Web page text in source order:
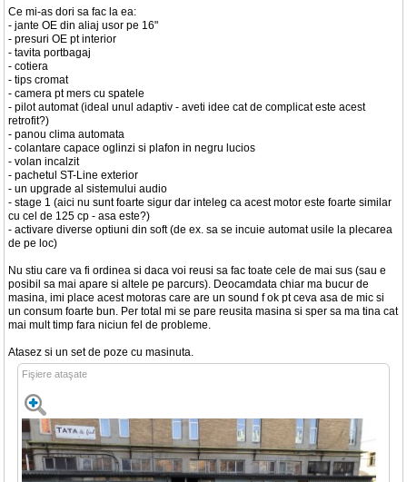
Ce mi-as dori sa fac la ea:
- jante OE din aliaj usor pe 16"
- presuri OE pt interior
- tavita portbagaj
- cotiera
- tips cromat
- camera pt mers cu spatele
- pilot automat (ideal unul adaptiv - aveti idee cat de complicat este acest
retrofit?)
- panou clima automata
- colantare capace oglinzi si plafon in negru lucios
- volan incalzit
- pachetul ST-Line exterior
- un upgrade al sistemului audio
- stage 1 (aici nu sunt foarte sigur dar inteleg ca acest motor este foarte similar
cu cel de 125 cp - asa este?)
- activare diverse optiuni din soft (de ex. sa se incuie automat usile la plecarea
de pe loc)
Nu stiu care va fi ordinea si daca voi reusi sa fac toate cele de mai sus (sau e
posibil sa mai apare si altele pe parcurs). Deocamdata chiar ma bucur de
masina, imi place acest motoras care are un sound f ok pt ceva asa de mic si
un consum foarte bun. Per total mi se pare reusita masina si sper sa ma tina cat
mai mult timp fara niciun fel de probleme.
Atasez si un set de poze cu masinuta.
Fişiere ataşate